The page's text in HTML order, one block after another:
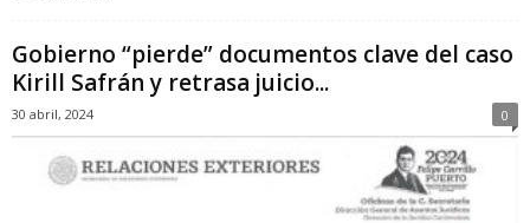
Gobierno “pierde” documentos clave del caso
Kirill Safrán y retrasa juicio...
30 abril, 2024 0